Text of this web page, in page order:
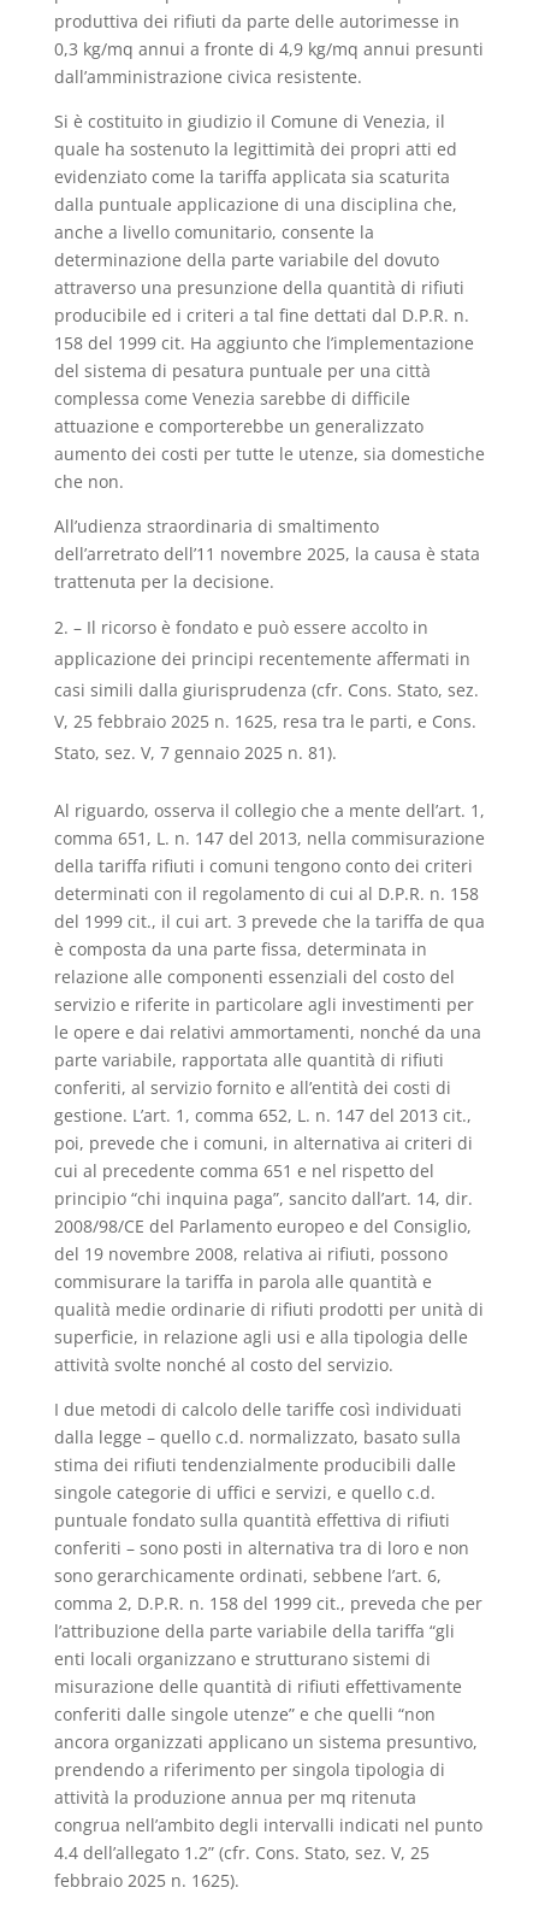
produttiva dei rifiuti da parte delle autorimesse in
0,3 kg/mq annui a fronte di 4,9 kg/mq annui presunti
dall’amministrazione civica resistente.
Si è costituito in giudizio il Comune di Venezia, il
quale ha sostenuto la legittimità dei propri atti ed
evidenziato come la tariffa applicata sia scaturita
dalla puntuale applicazione di una disciplina che,
anche a livello comunitario, consente la
determinazione della parte variabile del dovuto
attraverso una presunzione della quantità di rifiuti
producibile ed i criteri a tal fine dettati dal D.P.R. n.
158 del 1999 cit. Ha aggiunto che l’implementazione
del sistema di pesatura puntuale per una città
complessa come Venezia sarebbe di difficile
attuazione e comporterebbe un generalizzato
aumento dei costi per tutte le utenze, sia domestiche
che non.
All’udienza straordinaria di smaltimento
dell’arretrato dell’11 novembre 2025, la causa è stata
trattenuta per la decisione.
– Il ricorso è fondato e può essere accolto in
applicazione dei principi recentemente affermati in
casi simili dalla giurisprudenza (cfr. Cons. Stato, sez.
V, 25 febbraio 2025 n. 1625, resa tra le parti, e Cons.
Stato, sez. V, 7 gennaio 2025 n. 81).
Al riguardo, osserva il collegio che a mente dell’art. 1,
comma 651, L. n. 147 del 2013, nella commisurazione
della tariffa rifiuti i comuni tengono conto dei criteri
determinati con il regolamento di cui al D.P.R. n. 158
del 1999 cit., il cui art. 3 prevede che la tariffa de qua
è composta da una parte fissa, determinata in
relazione alle componenti essenziali del costo del
servizio e riferite in particolare agli investimenti per
le opere e dai relativi ammortamenti, nonché da una
parte variabile, rapportata alle quantità di rifiuti
conferiti, al servizio fornito e all’entità dei costi di
gestione. L’art. 1, comma 652, L. n. 147 del 2013 cit.,
poi, prevede che i comuni, in alternativa ai criteri di
cui al precedente comma 651 e nel rispetto del
principio “chi inquina paga”, sancito dall’art. 14, dir.
2008/98/CE del Parlamento europeo e del Consiglio,
del 19 novembre 2008, relativa ai rifiuti, possono
commisurare la tariffa in parola alle quantità e
qualità medie ordinarie di rifiuti prodotti per unità di
superficie, in relazione agli usi e alla tipologia delle
attività svolte nonché al costo del servizio.
I due metodi di calcolo delle tariffe così individuati
dalla legge – quello c.d. normalizzato, basato sulla
stima dei rifiuti tendenzialmente producibili dalle
singole categorie di uffici e servizi, e quello c.d.
puntuale fondato sulla quantità effettiva di rifiuti
conferiti – sono posti in alternativa tra di loro e non
sono gerarchicamente ordinati, sebbene l’art. 6,
comma 2, D.P.R. n. 158 del 1999 cit., preveda che per
l’attribuzione della parte variabile della tariffa “gli
enti locali organizzano e strutturano sistemi di
misurazione delle quantità di rifiuti effettivamente
conferiti dalle singole utenze” e che quelli “non
ancora organizzati applicano un sistema presuntivo,
prendendo a riferimento per singola tipologia di
attività la produzione annua per mq ritenuta
congrua nell’ambito degli intervalli indicati nel punto
4.4 dell’allegato 1.2” (cfr. Cons. Stato, sez. V, 25
febbraio 2025 n. 1625).